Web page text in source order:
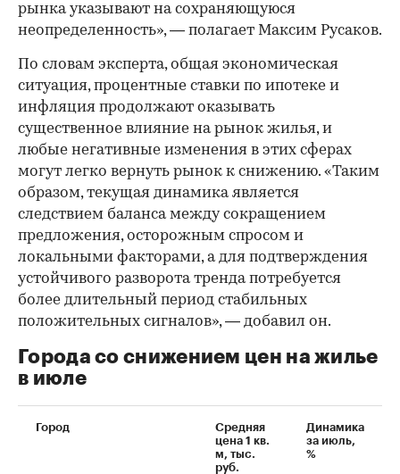
рынка указывают на сохраняющуюся
неопределенность», — полагает Максим Русаков.
По словам эксперта, общая экономическая
ситуация, процентные ставки по ипотеке и
инфляция продолжают оказывать
существенное влияние на рынок жилья, и
любые негативные изменения в этих сферах
могут легко вернуть рынок к снижению. «Таким
образом, текущая динамика является
следствием баланса между сокращением
предложения, осторожным спросом и
локальными факторами, а для подтверждения
устойчивого разворота тренда потребуется
более длительный период стабильных
положительных сигналов», — добавил он.
Города со снижением цен на жилье
в июле
Город
Средняя
цена 1 кв.
м, тыс.
руб.
Динамика
за июль,
%